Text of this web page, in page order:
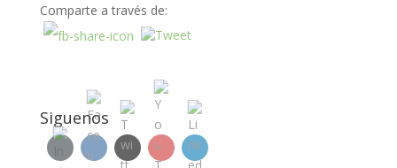
Comparte a través de:
Siguenos